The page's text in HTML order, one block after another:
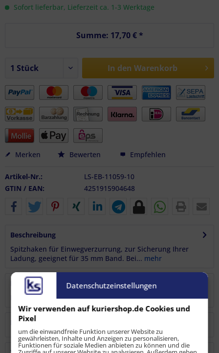
Sofort lieferbar, Lieferzeit ca. 1-3 Werktage
Summe: 17,70 €*
In den Warenkorb
Merken Bewerten Empfehlen
Artikel-Nr.:
LS-EB-11059-10
GTIN / EAN:
4251915904648
Beschreibung
Spitzhaken für Einwegverzurrung, zur Sicherung Ihrer
Ladung, geeignet für 35 mm Band. Bei... mehr
Bewertungen
0
Bewertungen lesen, schreiben und diskutieren...mehr
Hersteller
Datenschutzeinstellungen
Wir verwenden auf kuriershop.de Cookies und
Pixel
um die einwandfreie Funktion unserer Website zu
gewährleisten, Inhalte und Anzeigen zu personalisieren,
Funktionen für soziale Medien anbieten zu können und die